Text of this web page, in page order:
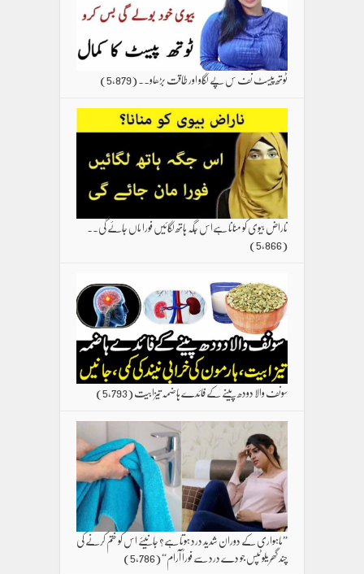
ٹوتھ پیسٹ نف س پے لگاو اور طاقت بڑھاو۔۔(5,879)
ناراض بیوی کو منانا ہےاس جگہ ہاتھ لگائیں فورا ماں جائے گی۔۔
(5,866)
سونف والا دودھ پینے کے فائدے ہاضمہ تیزابیت(5,793)
”ماہواری کے دوران شدید درد ہوتا ہے؟ جانیئے اس کو ختم کرنے کی
چند گھریلو ٹپس جو دے درد سے فوراً آرام“(5,786)